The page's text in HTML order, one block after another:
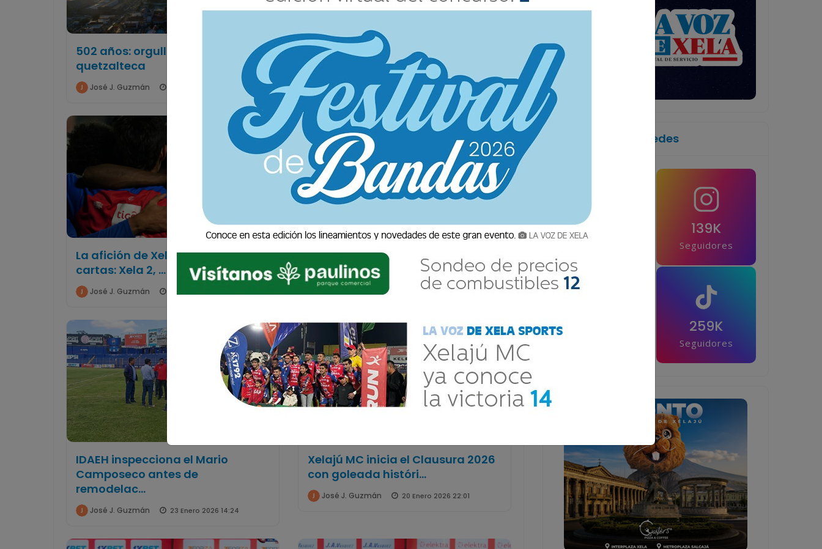
502 años: orgullo y tradición
quetzalteca
José J. Guzmán
Xelajú cierra líder y enfrentará a
Marquense en cuar...
José J. Guzmán 26 Abril 2026 17:05
La afición de Xelajú MC ya tiró las
cartas: Xela 2, ...
José J. Guzmán
Hoy en vivo: Xelajú MC recibe a
Comunicaciones en el M...
31 Enero 2026 14:28
IDAEH inspecciona el Mario
Camposeco antes de
remodelac...
José J. Guzmán 23 Enero 2026 14:24
Xelajú MC inicia el Clausura 2026
con goleada históri...
José J. Guzmán 20 Enero 2026 22:01
Síguenos en las redes
139K
Seguidores
259K
Seguidores